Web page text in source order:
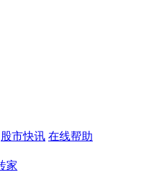
股市快讯 在线帮助
家